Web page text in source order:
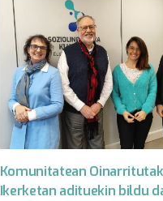
Komunitatean
Ikerketan adituekin bildu